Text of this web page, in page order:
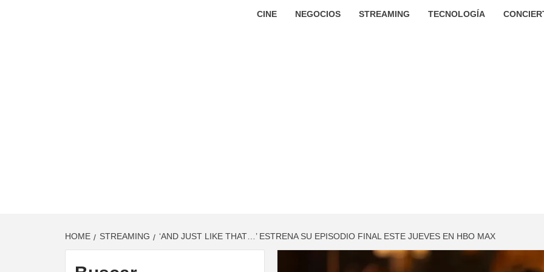
CINE NEGOCIOS STREAMING TECNOLOGÍA
HOME STREAMING ‘AND JUST LIKE THAT…’ ESTRENA SU EPISODIO FINAL ESTE JUEVES EN HBO MAX